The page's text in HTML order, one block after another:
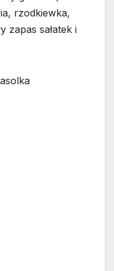
rzodkiewka,
zapas sałatek i